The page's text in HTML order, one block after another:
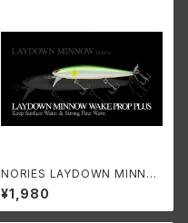
NORIES LAYDOWN MINNO
W WAKE PROP PLUS/ノリー
ズ レイダウンミノー ウエイクプ
ロップ プラス
¥1,980